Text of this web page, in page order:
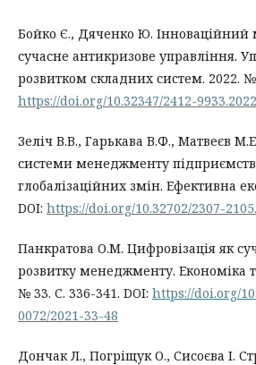
Бойко Є., Дяченко Ю.
сучасне антикризове управління.
розвитком складних систем. 2022. №
https://doi.org/10.32347/2412-
Зеліч В.В., Гарькава В.Ф., Матвеєв
системи менеджменту
глобалізаційних змін. Ефективна
DOI: https://doi.org/10.32702/2307-
Панкратова О.М. Цифровізація як
розвитку менеджменту. Економіка
№ 33. С. 336-341. DOI: https://doi.org/
0072/2021-33-48
Дончак Л., Погріщук О., Сисоєва І.